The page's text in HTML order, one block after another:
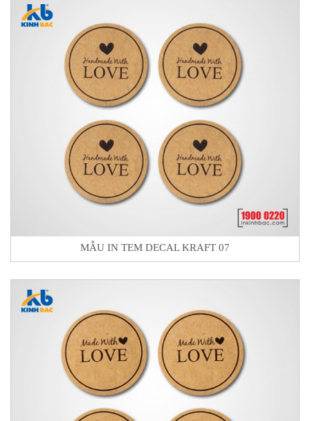
MẪU IN TEM DECAL KRAFT 07